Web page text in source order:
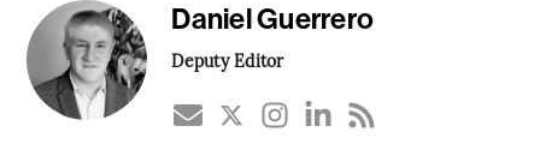
Daniel Guerrero
Deputy Editor